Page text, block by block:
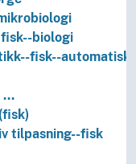
fisk--biologi
fisk--automatisk
…
tilpasning--fisk